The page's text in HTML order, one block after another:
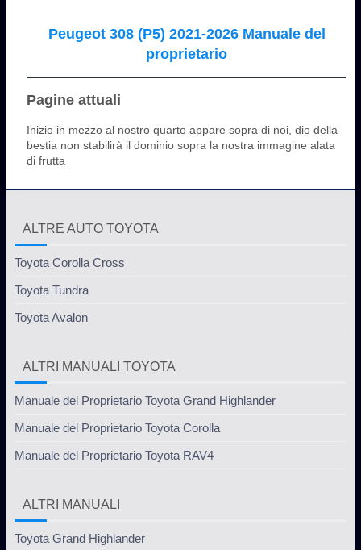
Peugeot 308 (P5) 2021-2026 Manuale del
proprietario
Pagine attuali
Inizio in mezzo al nostro quarto appare sopra di noi, dio della
bestia non stabilirà il dominio sopra la nostra immagine alata
di frutta
ALTRE AUTO TOYOTA
Toyota Corolla Cross
Toyota Tundra
Toyota Avalon
ALTRI MANUALI TOYOTA
Manuale del Proprietario Toyota Grand Highlander
Manuale del Proprietario Toyota Corolla
Manuale del Proprietario Toyota RAV4
ALTRI MANUALI
Toyota Grand Highlander